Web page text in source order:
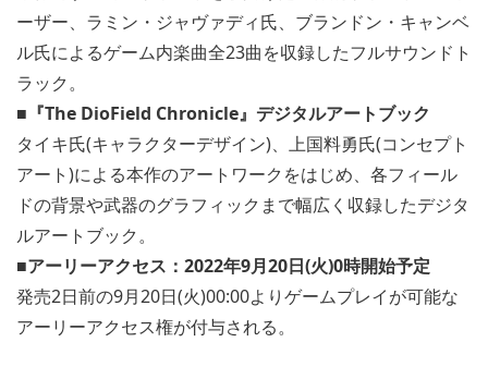
ーザー、ラミン・ジャヴァディ氏、ブランドン・キャンベ
ル氏によるゲーム内楽曲全23曲を収録したフルサウンドト
ラック。
■『The DioField Chronicle』デジタルアートブック
タイキ氏(キャラクターデザイン)、上国料勇氏(コンセプト
アート)による本作のアートワークをはじめ、各フィール
ドの背景や武器のグラフィックまで幅広く収録したデジタ
ルアートブック。
■アーリーアクセス：2022年9月20日(火)0時開始予定
発売2日前の9月20日(火)00:00よりゲームプレイが可能な
アーリーアクセス権が付与される。